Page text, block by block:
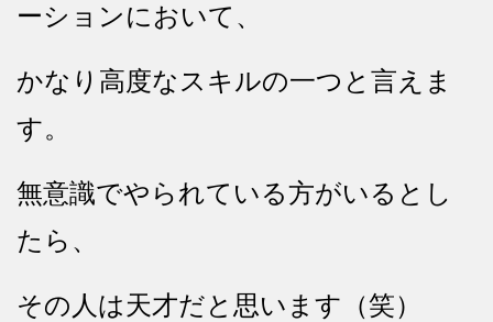
ーションにおいて、
かなり高度なスキルの一つと言えま
す。
無意識でやられている方がいるとし
たら、
その人は天才だと思います（笑）